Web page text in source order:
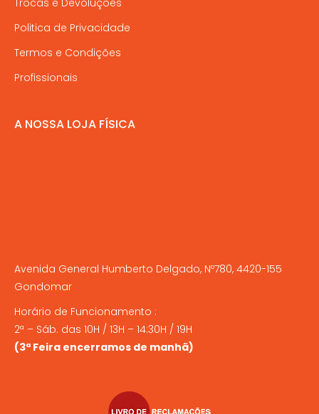
Politica de Privacidade
Termos e Condições
Profissionais
A NOSSA LOJA FÍSICA
Avenida General Humberto Delgado, Nº780, 4420-155
Gondomar
Horário de Funcionamento :
2ª – Sáb. das 10H / 13H – 14:30H / 19H
(3ª Feira encerramos de manhã)